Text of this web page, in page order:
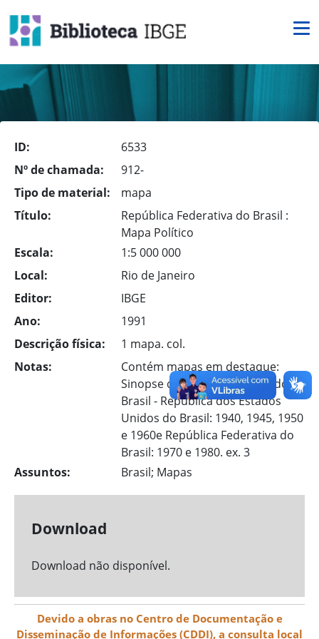
ID:
6533
Nº de chamada:
912-
Tipo de material:
mapa
Título:
República Federativa do Brasil :
Mapa Político
Escala:
1:5 000 000
Local:
Rio de Janeiro
Editor:
IBGE
Ano:
1991
Descrição física:
1 mapa. col.
Notas:
Contém mapas em destaque:
Sinopse da Divisão Regional do
Brasil - República dos Estados
Unidos do Brasil: 1940, 1945, 1950
e 1960e República Federativa do
Brasil: 1970 e 1980. ex. 3
Assuntos:
Brasil; Mapas
Download
Download não disponível.
Devido a obras no Centro de Documentação e
Disseminação de Informações (CDDI), a consulta local